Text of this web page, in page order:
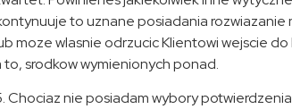
to uznane posiadania rozwiazanie
moze wlasnie odrzucic Klientowi wejscie
srodkow wymienionych ponad.
Chociaz nie posiadam wybory